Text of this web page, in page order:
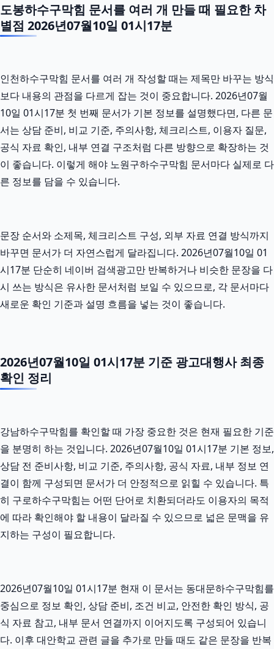
도봉하수구막힘 문서를 여러 개 만들 때 필요한 차
별점 2026년07월10일 01시17분
인천하수구막힘 문서를 여러 개 작성할 때는 제목만 바꾸는 방식
보다 내용의 관점을 다르게 잡는 것이 중요합니다. 2026년07월
10일 01시17분 첫 번째 문서가 기본 정보를 설명했다면, 다른 문
서는 상담 준비, 비교 기준, 주의사항, 체크리스트, 이용자 질문,
공식 자료 확인, 내부 연결 구조처럼 다른 방향으로 확장하는 것
이 좋습니다. 이렇게 해야 노원구하수구막힘 문서마다 실제로 다
른 정보를 담을 수 있습니다.
문장 순서와 소제목, 체크리스트 구성, 외부 자료 연결 방식까지
바꾸면 문서가 더 자연스럽게 달라집니다. 2026년07월10일 01
시17분 단순히 네이버 검색광고만 반복하거나 비슷한 문장을 다
시 쓰는 방식은 유사한 문서처럼 보일 수 있으므로, 각 문서마다
새로운 확인 기준과 설명 흐름을 넣는 것이 좋습니다.
2026년07월10일 01시17분 기준 광고대행사 최종
확인 정리
강남하수구막힘를 확인할 때 가장 중요한 것은 현재 필요한 기준
을 분명히 하는 것입니다. 2026년07월10일 01시17분 기본 정보,
상담 전 준비사항, 비교 기준, 주의사항, 공식 자료, 내부 정보 연
결이 함께 구성되면 문서가 더 안정적으로 읽힐 수 있습니다. 특
히 구로하수구막힘는 어떤 단어로 치환되더라도 이용자의 목적
에 따라 확인해야 할 내용이 달라질 수 있으므로 넓은 문맥을 유
지하는 구성이 필요합니다.
2026년07월10일 01시17분 현재 이 문서는 동대문하수구막힘를
중심으로 정보 확인, 상담 준비, 조건 비교, 안전한 확인 방식, 공
식 자료 참고, 내부 문서 연결까지 이어지도록 구성되어 있습니
다. 이후 대안학교 관련 글을 추가로 만들 때도 같은 문장을 반복